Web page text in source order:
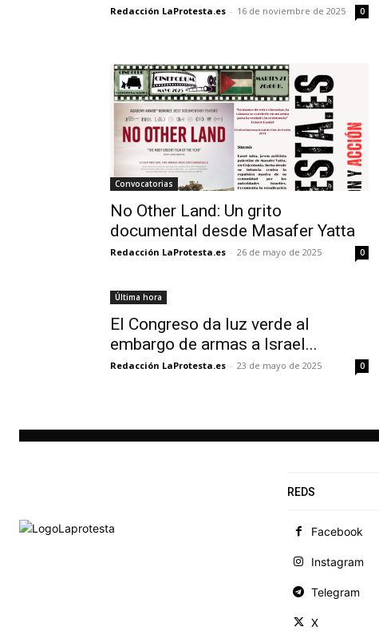
Redacción LaProtesta.es - 16 de noviembre de 2025 0
Convocatorias
No Other Land: Un grito
documental desde Masafer Yatta
Redacción LaProtesta.es - 26 de mayo de 2025 0
Última hora
El Congreso da luz verde al
embargo de armas a Israel...
Redacción LaProtesta.es - 23 de mayo de 2025 0
REDS
Facebook
Instagram
Telegram
X